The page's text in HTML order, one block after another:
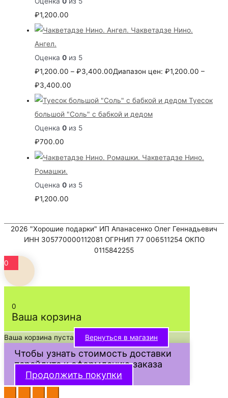
₽1,200.00
Чакветадзе Нино.
Ангел.
Оценка 0 из 5
₽1,200.00 – ₽3,400.00Диапазон цен: ₽1,200.00 –
₽3,400.00
Туесок
большой "Соль" с бабкой и дедом
Оценка 0 из 5
₽700.00
Чакветадзе Нино.
Ромашки.
Оценка 0 из 5
₽1,200.00
2026 "Хорошие подарки" ИП Апанасенко Олег Геннадьевич
ИНН 305770000112081 ОГРНИП 77 006511254 ОКПО
0115842255
0
0
Ваша корзина
Ваша корзина пуста Вернуться в магазин
Чтобы узнать стоимость доставки
перейдите к оформлению заказа
Продолжить покупки